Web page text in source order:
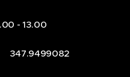
- 13.00
347.9499082